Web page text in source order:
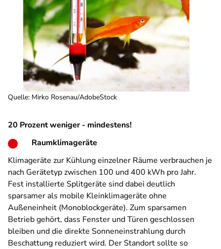
Quelle: Mirko Rosenau/AdobeStock
20 Prozent weniger - mindestens!
Raumklimageräte
Klimageräte zur Kühlung einzelner Räume verbrauchen je
nach Gerätetyp zwischen 100 und 400 kWh pro Jahr.
Fest installierte Splitgeräte sind dabei deutlich
sparsamer als mobile Kleinklimageräte ohne
Außeneinheit (Monoblockgeräte). Zum sparsamen
Betrieb gehört, dass Fenster und Türen geschlossen
bleiben und die direkte Sonneneinstrahlung durch
Beschattung reduziert wird. Der Standort sollte so